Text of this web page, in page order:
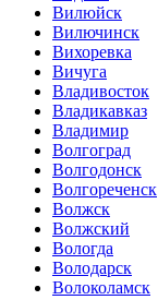
Вилюйск
Вилючинск
Вихоревка
Вичуга
Владивосток
Владикавказ
Владимир
Волгоград
Волгодонск
Волгореченск
Волжск
Волжский
Вологда
Володарск
Волоколамск